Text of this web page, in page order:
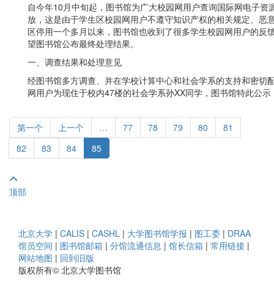
自今年10月中旬起，图书馆为广大校园网用户查询国际网电子
放，这是由于学生区校园网用户不遵守知识产权的相关规定、
区停用一个多月以来，图书馆也收到了很多学生校园网用户的
望图书馆公布最终处理结果。
一、调查结果和处理意见
经图书馆多方调查、并在学校计算中心和社会学系的支持和密切
网用户为现住于校内47楼的社会学系孙XX同学，图书馆特此公
第一个 上一个 … 77 78 79 80
81
82
83 84 85
顶部
北京大学 | CALIS | CASHL | 大学图书馆学报 | 图工委 | DRAA
馆员空间 | 图书馆邮箱 | 分馆流通信息 | 馆长信箱 | 常用链接 |
网站地图 | 回到旧版
版权所有© 北京大学图书馆